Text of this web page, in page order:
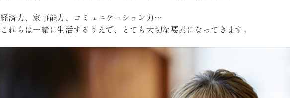
経済力、家事能力、コミュニケーション力…
これらは一緒に生活するうえで、とても大切な要素になってきます。